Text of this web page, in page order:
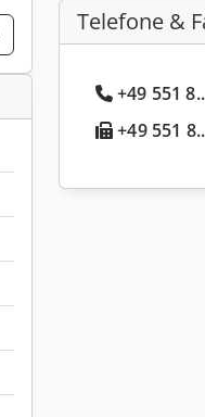
Telefone &
+49 551
+49 551